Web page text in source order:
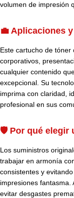
volumen de impresión
💼 Aplicaciones
Este cartucho de
corporativos,
cualquier contenido
excepcional. Su
imprima con claridad,
profesional en sus
🛡️ Por qué elegir
Los suministros
trabajar en armonía
consistentes y
impresiones
evitar desgastes